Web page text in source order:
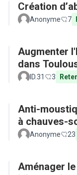
Création
Anonyme 7
Augmenter
dans
ID.31 3
Anti-
à chauves-
Anonyme 23
Aménager